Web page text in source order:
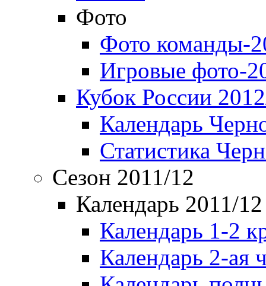
Фото
Фото команды-
Игровые фото-
Кубок России
Календарь
Статистика
Сезон 2011/12
Календарь 2011/12
Календарь 1-2
Календарь 2-ая